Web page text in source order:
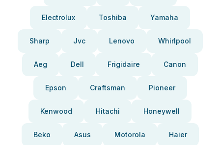
Electrolux Toshiba Yamaha
Sharp Jvc Lenovo Whirlpool
Aeg Dell Frigidaire Canon
Epson Craftsman Pioneer
Kenwood Hitachi Honeywell
Beko Asus Motorola Haier